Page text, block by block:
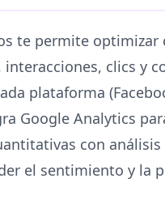
te permite
interacciones, clics y
plataforma
Google Analytics
con
el sentimiento y la